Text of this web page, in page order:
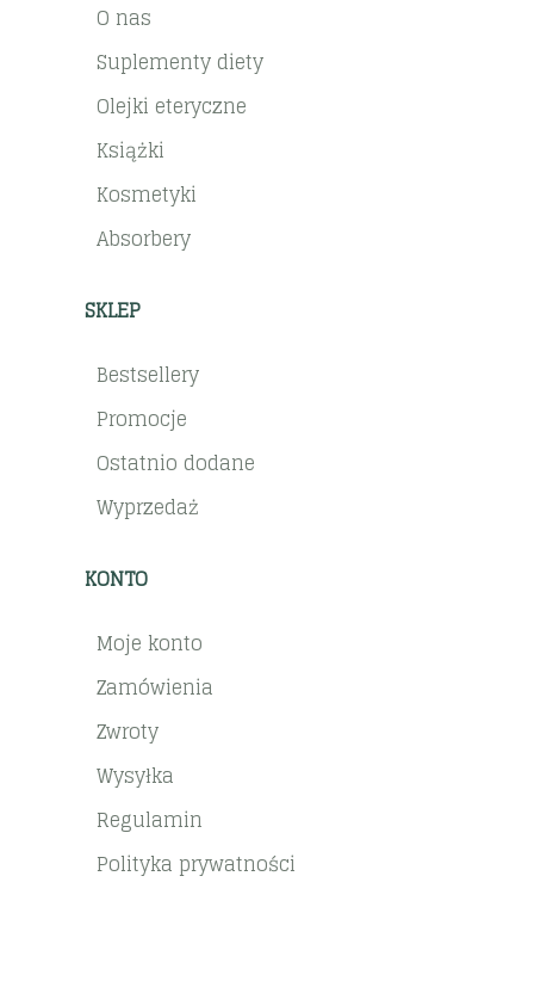
O nas
Suplementy diety
Olejki eteryczne
Książki
Kosmetyki
Absorbery
SKLEP
Bestsellery
Promocje
Ostatnio dodane
Wyprzedaż
KONTO
Moje konto
Zamówienia
Zwroty
Wysyłka
Regulamin
Polityka prywatności